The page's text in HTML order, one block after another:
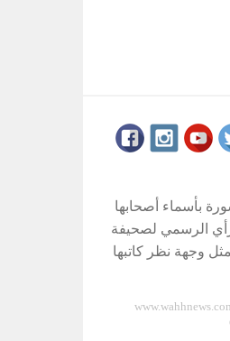
بأسماء أصحابها
الرسمي لصحيفة
وجهة نظر كاتبها